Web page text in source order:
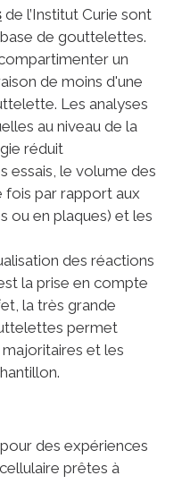
de l’Institut Curie sont
de gouttelettes.
un
de moins d'une
Les analyses
au niveau de la
réduit
essais, le volume des
fois par rapport aux
ou en plaques) et les
des réactions
la prise en compte
la très grande
permet
et les
des expériences
prêtes à